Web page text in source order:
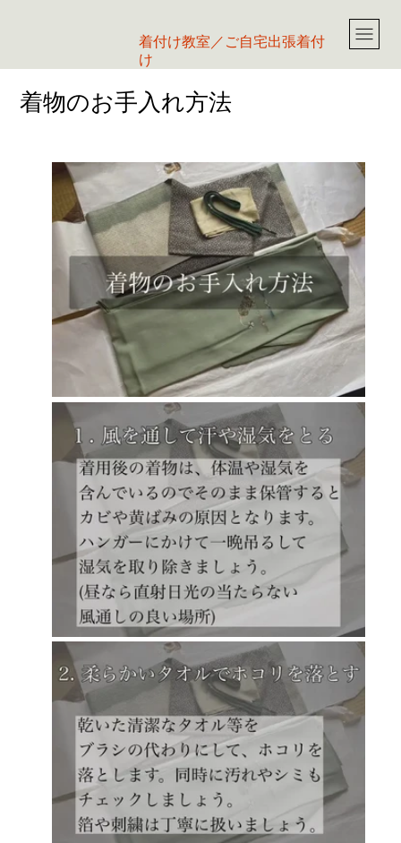
​着付け教室／ご自宅出張着付
け
着物のお手入れ方法